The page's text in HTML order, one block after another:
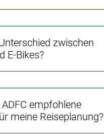
zwischen
E-Bikes?
empfohlene
meine Reiseplanung?